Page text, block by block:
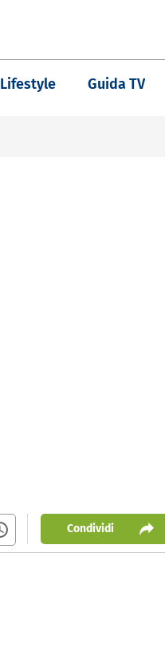
Lifestyle Guida TV
Condividi